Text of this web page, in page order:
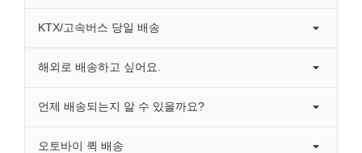
KTX/고속버스 당일 배송
해외로 배송하고 싶어요.
언제 배송되는지 알 수 있을까요?
오토바이 퀵 배송